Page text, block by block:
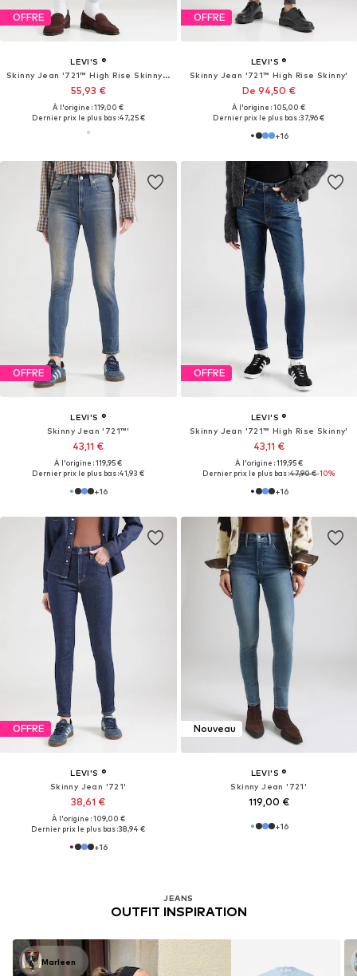
OFFRE
LEVI'S ®
Skinny Jean '721™ High Rise Skinny Jeans'
55,93 €
À l'origine : 119,00 €
Dernier prix le plus bas :47,25 €
OFFRE
LEVI'S ®
Skinny Jean '721™ High Rise Skinny'
De 94,50 €
À l'origine : 105,00 €
Dernier prix le plus bas :37,96 €
+16
OFFRE
LEVI'S ®
Skinny Jean '721™'
43,11 €
À l'origine : 119,95 €
Dernier prix le plus bas :41,93 €
+16
OFFRE
LEVI'S ®
Skinny Jean '721™ High Rise Skinny'
43,11 €
À l'origine : 119,95 €
Dernier prix le plus bas :47,90 €-10%
+16
OFFRE
LEVI'S ®
Skinny Jean '721'
38,61 €
À l'origine : 109,00 €
Dernier prix le plus bas :38,94 €
+16
JEANS
OUTFIT INSPIRATION
Marleen
Nouveau
LEVI'S ®
Skinny Jean '721'
119,00 €
+16